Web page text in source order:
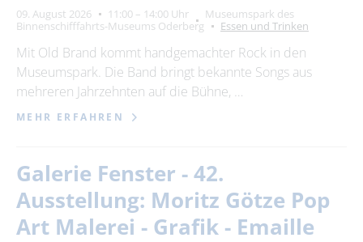
09. August 2026 11:00 – 14:00 Uhr
Museumspark des
Binnenschifffahrts-Museums Oderberg
Essen und Trinken
Mit Old Brand kommt handgemachter Rock in den
Museumspark. Die Band bringt bekannte Songs aus
mehreren Jahrzehnten auf die Bühne, …
MEHR ERFAHREN
Galerie Fenster - 42.
Ausstellung: Moritz Götze Pop
Art Malerei - Grafik - Emaille